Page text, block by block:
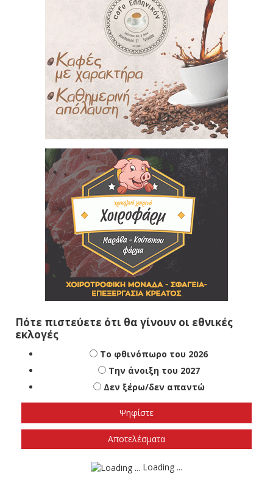
Πότε πιστεύετε ότι θα γίνουν οι εθνικές
εκλογές
Το φθινόπωρο του 2026
Την άνοιξη του 2027
Δεν ξέρω/δεν απαντώ